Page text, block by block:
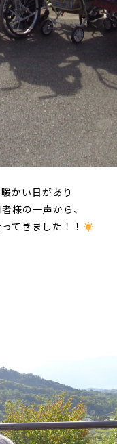
かい日があり
様の一声から、
てきました！！